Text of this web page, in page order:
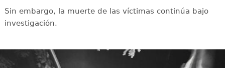
Sin embargo, la muerte de las víctimas continúa bajo
investigación.